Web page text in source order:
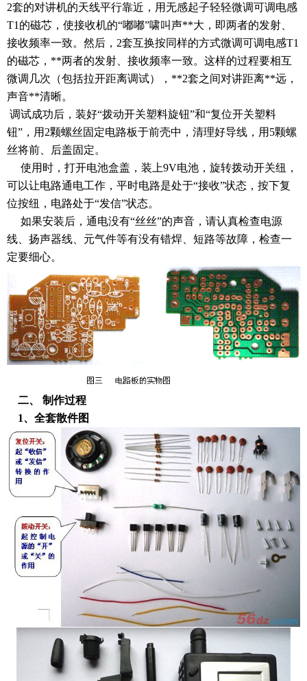
2套的对讲机的天线平行靠近，用无感起子轻轻微调可调电感
T1的磁芯，使接收机的“嘟嘟”啸叫声**大，即两者的发射、
接收频率一致。然后，2套互换按同样的方式微调可调电感T1
的磁芯，**两者的发射、接收频率一致。这样的过程要相互
微调几次（包括拉开距离调试），**2套之间对讲距离**远，
声音**清晰。
调试成功后，装好“拨动开关塑料旋钮”和“复位开关塑料
钮”，用2颗螺丝固定电路板于前壳中，清理好导线，用5颗螺
丝将前、后盖固定。
使用时，打开电池盒盖，装上9V电池，旋转拨动开关纽，
可以让电路通电工作，平时电路是处于“接收”状态，按下复
位按纽，电路处于“发信”状态。
如果安装后，通电没有“丝丝”的声音，请认真检查电源
线、扬声器线、元气件等有没有错焊、短路等故障，检查一
定要细心。
二、 制作过程
1、全套散件图